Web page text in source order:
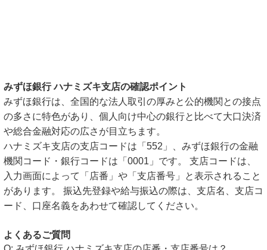
みずほ銀行 ハナミズキ支店の確認ポイント
みずほ銀行は、全国的な法人取引の厚みと公的機関との接点
の多さに特色があり、個人向け中心の銀行と比べて大口決済
や総合金融対応の広さが目立ちます。
ハナミズキ支店の支店コードは「552」、みずほ銀行の金融
機関コード・銀行コードは「0001」です。 支店コードは、
入力画面によって「店番」や「支店番号」と表示されること
があります。 振込先登録や給与振込の際は、支店名、支店コ
ード、口座名義をあわせて確認してください。
よくあるご質問